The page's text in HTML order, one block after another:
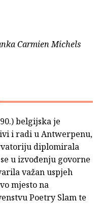
Carmien Michels
belgijska je
i radi u Antwerpenu,
diplomirala
u izvođenju govorne
važan uspjeh
mjesto na
Poetry Slam te